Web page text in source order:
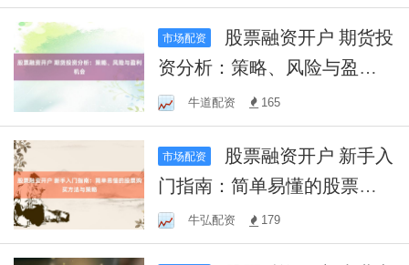
市场配资
资分析：策略、风险与盈利
机会牛道配资 165
市场配资
门指南：简单易懂的股票购
买方法与策略
牛弘配资 179